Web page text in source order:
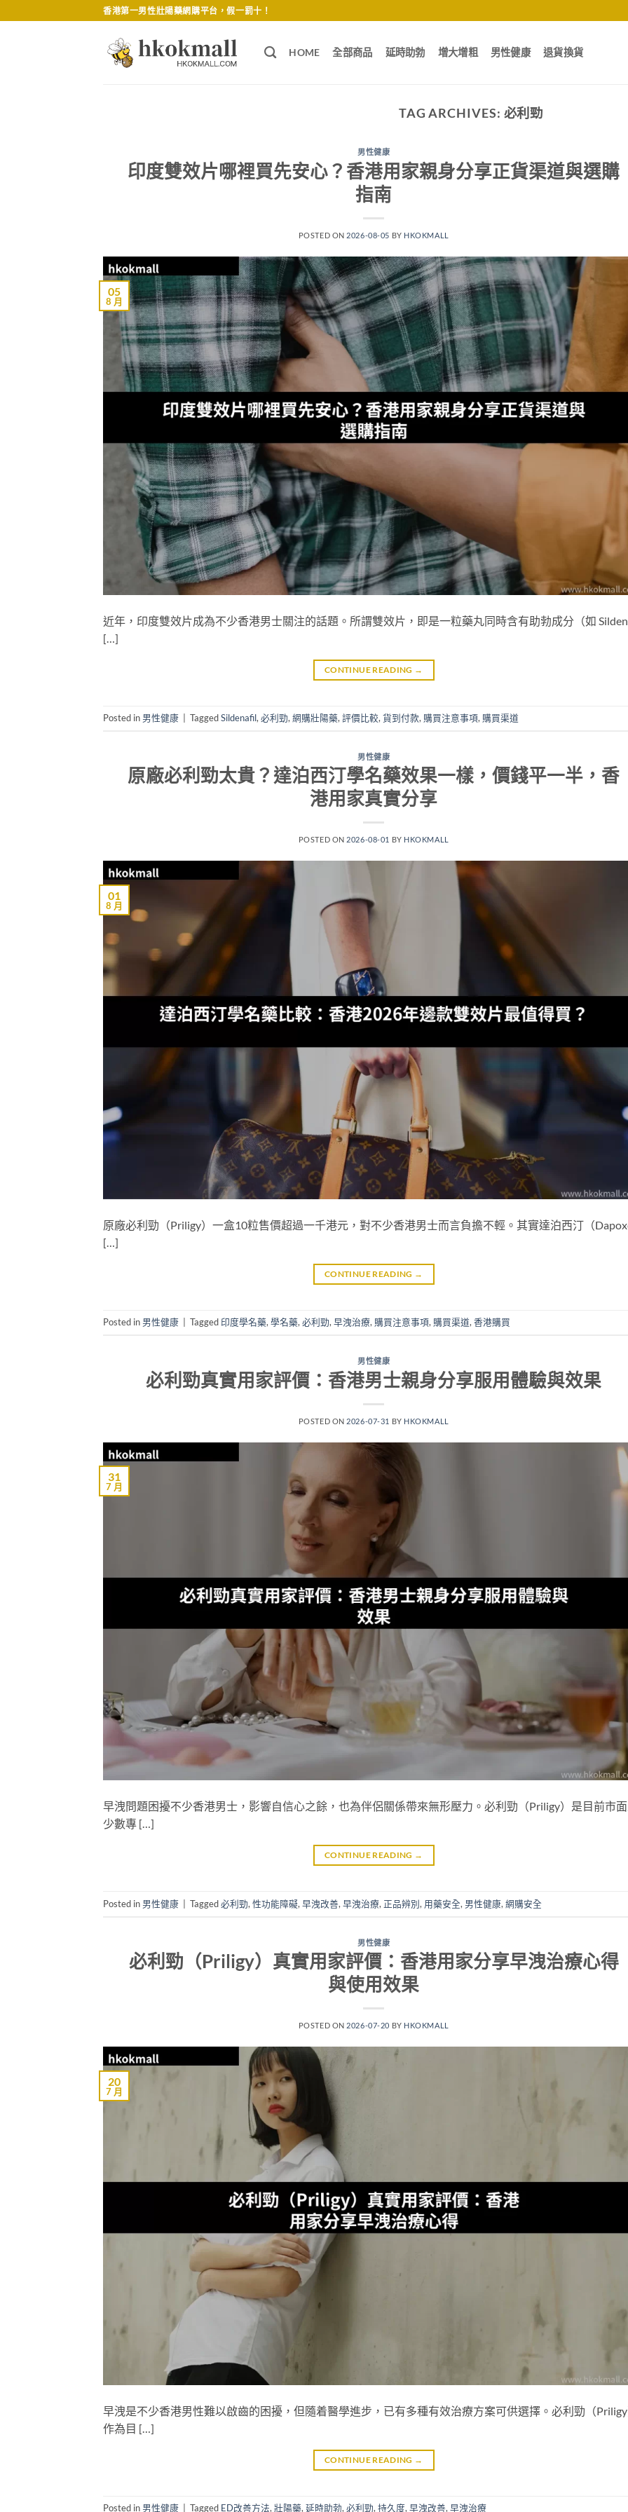
to
香港第一男性壯陽藥網購平台，假一罰十！
HOME 全部商品 延時助勃 增大增粗 男性健康 退貨換貨
TAG ARCHIVES: 必利勁
男性健康
印度雙效片哪裡買先安心？香港用家親身分享正貨渠道與選購
指南
POSTED ON 2026-08-05 BY HKOKMALL
05
8 月
近年，印度雙效片成為不少香港男士關注的話題。所謂雙效片，即是一粒藥丸同時含有助勃成分（如
[…]
CONTINUE READING →
Posted in 男性健康 TaggedSildenafil, 必利勁, 網購壯陽藥, 評價比較, 貨到付款, 購買注意事項, 購買渠道
男性健康
原廠必利勁太貴？達泊西汀學名藥效果一樣，價錢平一半，香
港用家真實分享
POSTED ON 2026-08-01 BY HKOKMALL
01
8 月
原廠必利勁（Priligy）一盒10粒售價超過一千港元，對不少香港男士而言負擔不輕。其實達泊西汀（
[…]
CONTINUE READING →
Posted in 男性健康 Tagged印度學名藥,學名藥,必利勁,早洩治療, 購買注意事項, 購買渠道,香港購買
男性健康
必利勁真實用家評價：香港男士親身分享服用體驗與效果
POSTED ON 2026-07-31 BY HKOKMALL
31
7 月
早洩問題困擾不少香港男士，影響自信心之餘，也為伴侶關係帶來無形壓力。必利勁（Priligy）是目前市
少數專 […]
CONTINUE READING →
Posted in 男性健康 Tagged必利勁, 性功能障礙, 早洩改善, 早洩治療, 正品辨別, 用藥安全, 男性健康, 網購安全
男性健康
必利勁（Priligy）真實用家評價：香港用家分享早洩治療心得
與使用效果
POSTED ON 2026-07-20 BY HKOKMALL
20
7 月
早洩是不少香港男性難以啟齒的困擾，但隨着醫學進步，已有多種有效治療方案可供選擇。必利勁（
作為目 […]
CONTINUE READING →
Posted in 男性健康 Tagged ED改善方法,壯陽藥,延時助勃,必利勁,持久度,早洩改善,早洩治療